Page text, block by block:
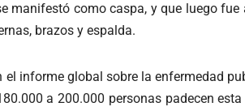
manifestó como caspa, y que luego
brazos y espalda.
informe global sobre la enfermedad
a 200.000 personas padecen